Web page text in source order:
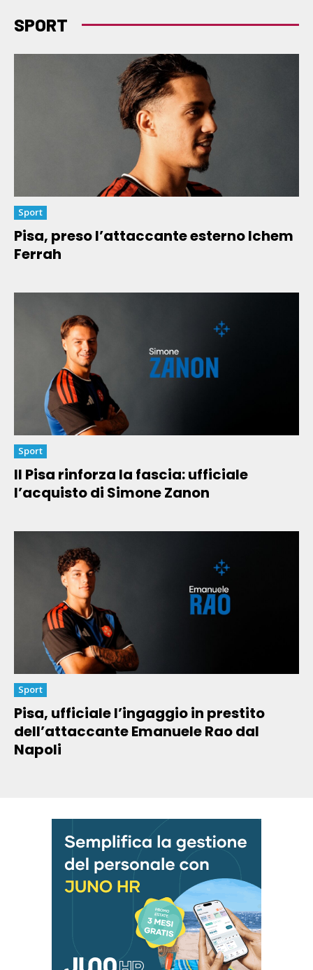
SPORT
Sport
Pisa, preso l’attaccante esterno Ichem
Ferrah
Sport
Il Pisa rinforza la fascia: ufficiale
l’acquisto di Simone Zanon
Sport
Pisa, ufficiale l’ingaggio in prestito
dell’attaccante Emanuele Rao dal
Napoli